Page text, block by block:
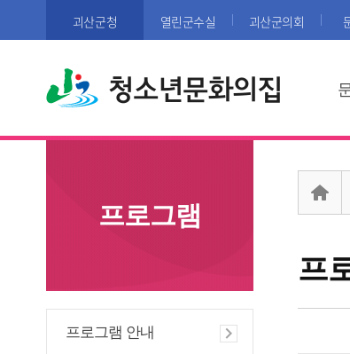
괴산군청 열린군수실 괴산군의회
청소년문화의집
프로그램
프로그램 안내
프